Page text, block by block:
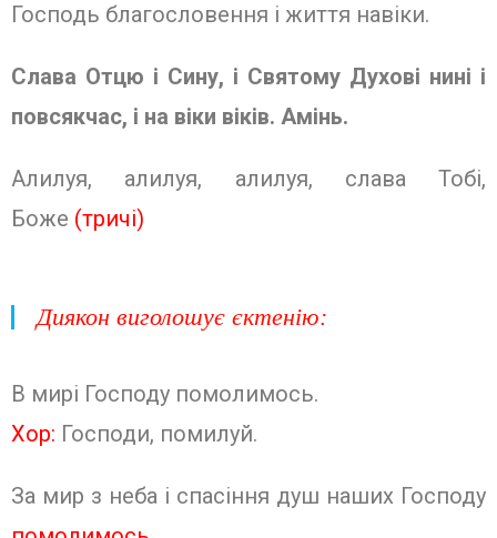
Господь благословення і життя навіки.
Слава Отцю і Сину, і Святому Духо­ві нині і
повсякчас, і на віки віків. Амінь.
Алилуя, алилуя, алилуя, слава Тобі,
Боже (тричі)
Диякон виголошує єктенію:
В мирі Господу помолимось.
Хор: Господи, помилуй.
За мир з неба і спасіння душ наших Господу